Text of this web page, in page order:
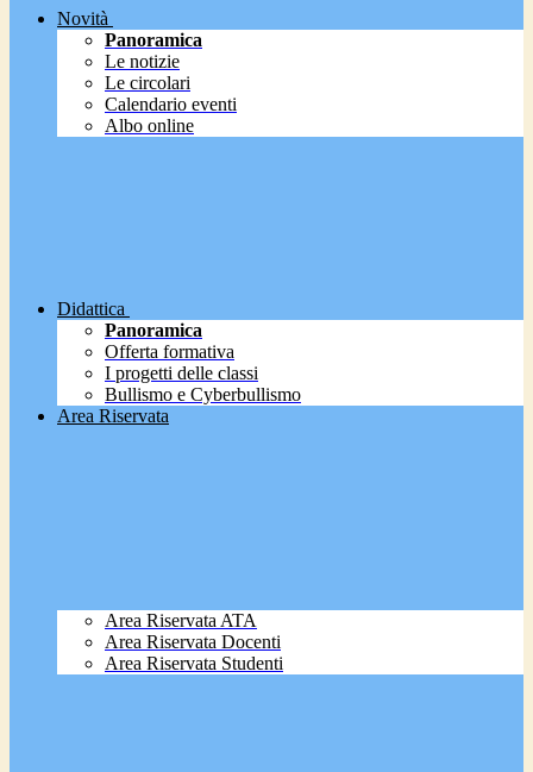
Novità
Panoramica
Le notizie
Le circolari
Calendario eventi
Albo online
Didattica
Panoramica
Offerta formativa
I progetti delle classi
Bullismo e Cyberbullismo
Area Riservata
Area Riservata ATA
Area Riservata Docenti
Area Riservata Studenti